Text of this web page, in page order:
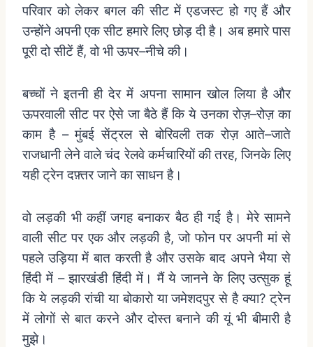
परिवार को लेकर बगल की सीट में एडजस्ट हो गए हैं और
उन्होंने अपनी एक सीट हमारे लिए छोड़ दी है। अब हमारे पास
पूरी दो सीटें हैं,वो भी ऊपर–नीचे की।
बच्चों ने इतनी ही देर में अपना सामान खोल लिया है और
ऊपरवाली सीट पर ऐसे जा बैठे हैं कि ये उनका रोज़–रोज़ का
काम है–मुंबई सेंट्रल से बोरिवली तक रोज़ आते–जाते
राजधानी लेने वाले चंद रेलवे कर्मचारियों की तरह,जिनके लिए
यही ट्रेन दफ़्तर जाने का साधन है।
वो लड़की भी कहीं जगह बनाकर बैठ ही गई है। मेरे सामने
वाली सीट पर एक और लड़की है,जो फोन पर अपनी मां से
पहले उड़िया में बात करती है और उसके बाद अपने भैया से
हिंदी में–झारखंडी हिंदी में। मैं ये जानने के लिए उत्सुक हूं
कि ये लड़की रांची या बोकारो या जमेशदपुर से है क्या?ट्रेन
में लोगों से बात करने और दोस्त बनाने की यूं भी बीमारी है
मुझे।